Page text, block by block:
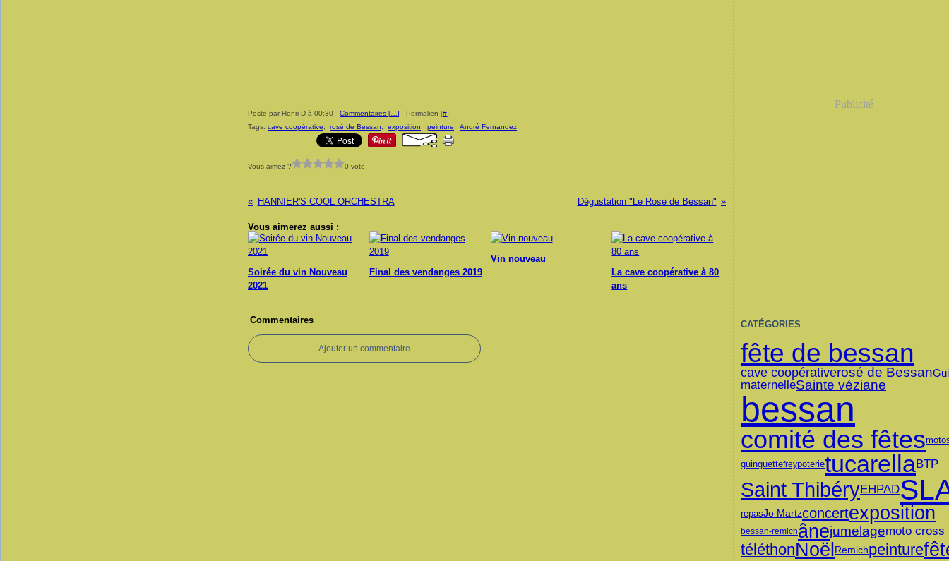
Posté par Henri D à 00:30 - Commentaires [ ] - Permalien [#]
Tags: cave coopérative rosé de Bessan exposition peinture André Fernandez
Vous aimez ? 0 vote
HANNIER'S COOL ORCHESTRA Dégustation "Le Rosé de Bessan"
Vous aimerez aussi :
Soirée du vin Nouveau
2021
Final des vendanges 2019
Vin nouveau
La cave coopérative à 80
ans
Commentaires
Ajouter un commentaire
Publicité
CATÉGORIES
fête de bessan
cave coopérativerosé de Bessan
maternelleSainte véziane
bessan
comité des fêtes
guinguettefreypoterietucarellaBTP
Saint ThibéryEHPAD
repasJo Martzconcertexposition
bessan-remichânejumelagemoto cross
téléthonNoël Remichpeinture